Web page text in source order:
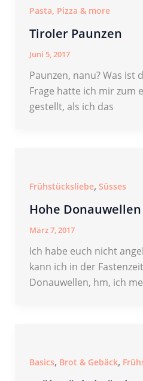
Pasta, Pizza & more
Tiroler Paunzen
Juni 5, 2017
Paunzen, nanu? Was ist
Frage hatte ich mir zum
gestellt, als ich das
Frühstücksliebe, Süsses
Hohe Donauwellen
März 7, 2017
Ich habe euch nicht
kann ich in der
Donauwellen, hm, ich
Basics, Brot & Gebäck,